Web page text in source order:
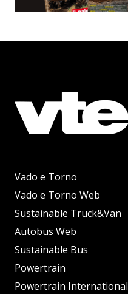
Vado e Torno
Vado e Torno Web
Sustainable Truck&Van
Autobus Web
Sustainable Bus
Powertrain
Powertrain International